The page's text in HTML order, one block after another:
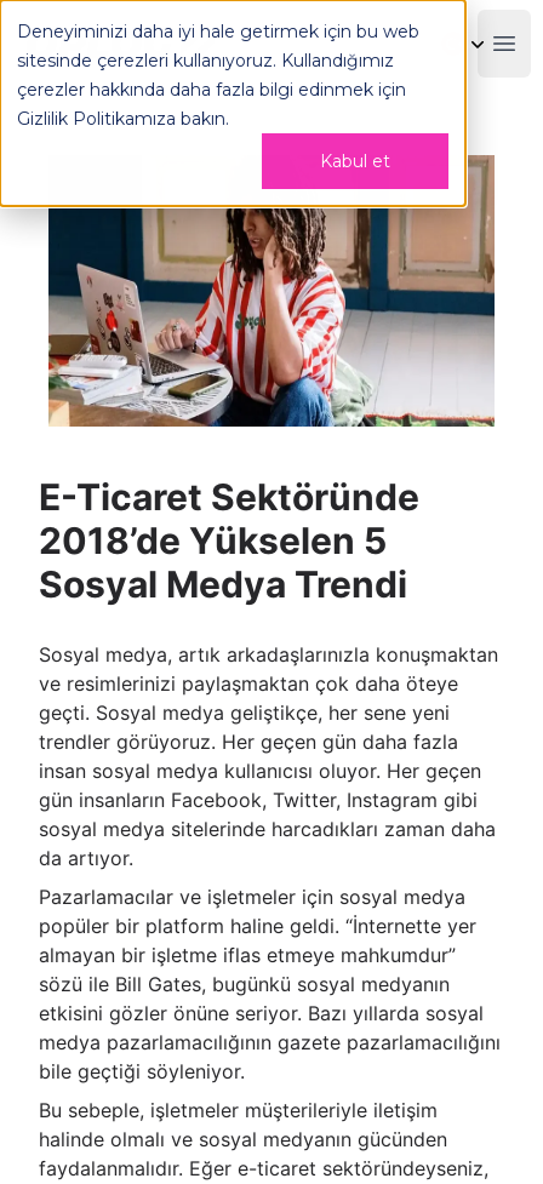
Deneyiminizi daha iyi hale getirmek için bu web
sitesinde çerezleri kullanıyoruz. Kullandığımız
çerezler hakkında daha fazla bilgi edinmek için
Gizlilik Politikamıza bakın.
Kabul et
OPLOG
E-Ticaret Sektöründe
2018’de Yükselen 5
Sosyal Medya Trendi
Sosyal medya, artık arkadaşlarınızla konuşmaktan
ve resimlerinizi paylaşmaktan çok daha öteye
geçti. Sosyal medya geliştikçe, her sene yeni
trendler görüyoruz. Her geçen gün daha fazla
insan sosyal medya kullanıcısı oluyor. Her geçen
gün insanların Facebook, Twitter, Instagram gibi
sosyal medya sitelerinde harcadıkları zaman daha
da artıyor.
Pazarlamacılar ve işletmeler için sosyal medya
popüler bir platform haline geldi. “İnternette yer
almayan bir işletme iflas etmeye mahkumdur”
sözü ile Bill Gates, bugünkü sosyal medyanın
etkisini gözler önüne seriyor. Bazı yıllarda sosyal
medya pazarlamacılığının gazete pazarlamacılığını
bile geçtiği söyleniyor.
Bu sebeple, işletmeler müşterileriyle iletişim
halinde olmalı ve sosyal medyanın gücünden
faydalanmalıdır. Eğer e-ticaret sektöründeyseniz,